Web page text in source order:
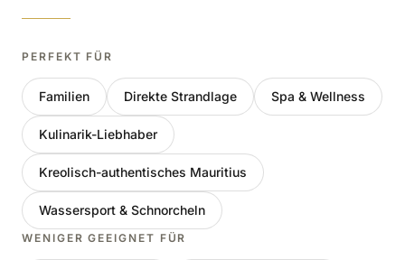
PERFEKT FÜR
Familien Direkte Strandlage Spa & Wellness
Kulinarik-Liebhaber
Kreolisch-authentisches Mauritius
Wassersport & Schnorcheln
WENIGER GEEIGNET FÜR